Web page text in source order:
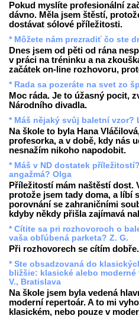
Pokud myslíte profesionální
dávno. Měla jsem štěstí,
dostávat sólové příležitosti.
* Môžete nám prezradiť čo ste
Dnes jsem od pěti od rána
v práci na tréninku a na
začátek on-line rozhovoru,
* Rada sa pozeráte na svet zo
Moc ráda. Je to úžasný pocit,
Národního divadla.
* Máš nějaký svůj baletní vzor?
Na škole to byla Hana
profesorka, a v době, kdy nás
nesnažím nikoho napodobit.
* Máš v ND dostatek
angažmá? Olga
Příležitostí mám naštěstí dost.
protože jsem tady doma, a líbí
porovnání se zahraničními
kdyby někdy přišla zajímavá
* Cítite sa pri rozhovoroch o
vaša obľúbená parketa? Z. G.
Při rozhovorech se cítím dobře.
* Ste obsadzovaná do
bližšie: klasické alebo
V., Bratislava
Na škole jsem byla vedená
moderní repertoár. A to mi
klasickém, nebo pouze v